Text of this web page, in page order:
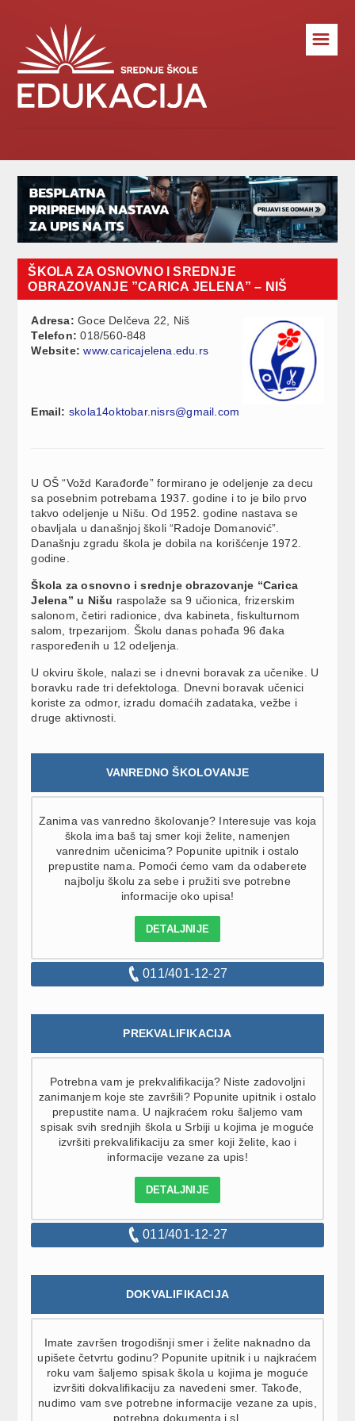
☰
ŠKOLA ZA OSNOVNO I SREDNJE
OBRAZOVANJE ”CARICA JELENA” – NIŠ
Adresa: Goce Delčeva 22, Niš
Telefon: 018/560-848
Website:www.caricajelena.edu.rs
Email: skola14oktobar.nisrs@gmail.com
U OŠ “Vožd Karađorđe” formirano je odeljenje za decu
sa posebnim potrebama 1937. godine i to je bilo prvo
takvo odeljenje u Nišu. Od 1952. godine nastava se
obavljala u današnjoj školi “Radoje Domanović”.
Današnju zgradu škola je dobila na korišćenje 1972.
godine.
Škola za osnovno i srednje obrazovanje “Carica
Jelena” u Nišu raspolaže sa 9 učionica, frizerskim
salonom, četiri radionice, dva kabineta, fiskulturnom
salom, trpezarijom. Školu danas pohađa 96 đaka
raspoređenih u 12 odeljenja.
U okviru škole, nalazi se i dnevni boravak za učenike. U
boravku rade tri defektologa. Dnevni boravak učenici
koriste za odmor, izradu domaćih zadataka, vežbe i
druge aktivnosti.
VANREDNO ŠKOLOVANJE
Zanima vas vanredno školovanje? Interesuje vas koja
škola ima baš taj smer koji želite, namenjen
vanrednim učenicima? Popunite upitnik i ostalo
prepustite nama. Pomoći ćemo vam da odaberete
najbolju školu za sebe i pružiti sve potrebne
informacije oko upisa!
DETALJNIJE
011/401-12-27
PREKVALIFIKACIJA
Potrebna vam je prekvalifikacija? Niste zadovoljni
zanimanjem koje ste završili? Popunite upitnik i ostalo
prepustite nama. U najkraćem roku šaljemo vam
spisak svih srednjih škola u Srbiji u kojima je moguće
izvršiti prekvalifikaciju za smer koji želite, kao i
informacije vezane za upis!
DETALJNIJE
011/401-12-27
DOKVALIFIKACIJA
Imate završen trogodišnji smer i želite naknadno da
upišete četvrtu godinu? Popunite upitnik i u najkraćem
roku vam šaljemo spisak škola u kojima je moguće
izvršiti dokvalifikaciju za navedeni smer. Takođe,
nudimo vam sve potrebne informacije vezane za upis,
potrebna dokumenta i sl.